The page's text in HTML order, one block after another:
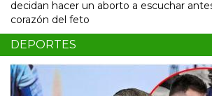
decidan hacer un aborto a escuchar
corazón del feto
DEPORTES